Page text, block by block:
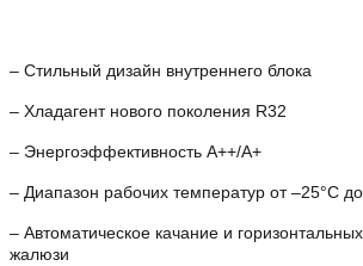
– Стильный дизайн внутреннего блока
– Хладагент нового поколения R32
– Энергоэффективность А++/А+
– Диапазон рабочих температур от –25°С
– Автоматическое качание и
жалюзи